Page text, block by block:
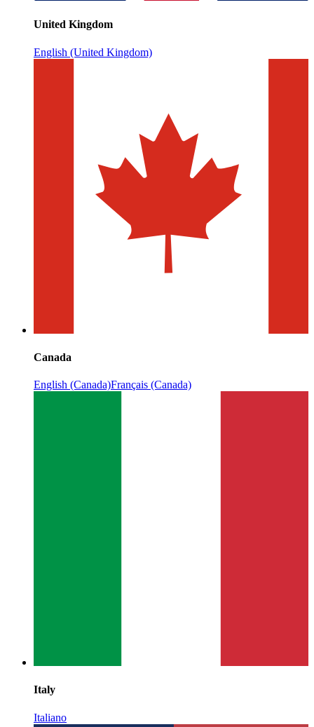
United Kingdom
English (United Kingdom)
Canada
English (Canada)Français (Canada)
Italy
Italiano